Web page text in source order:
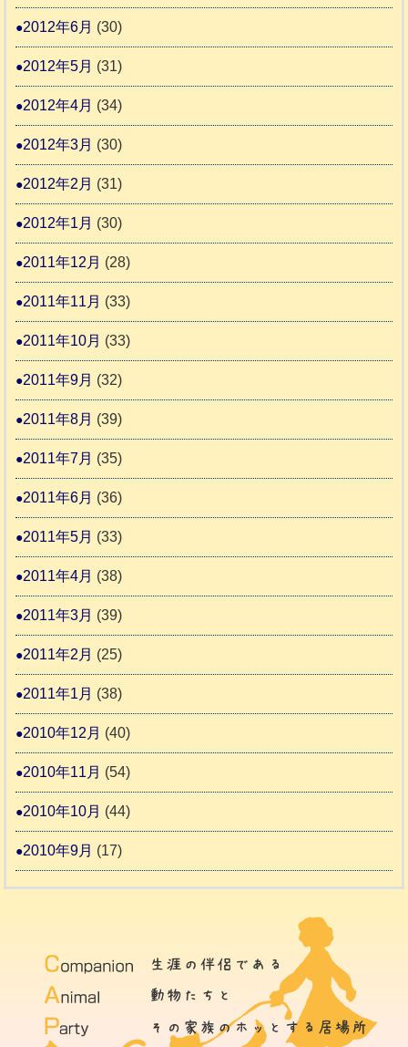
2012年6月 (30)
2012年5月 (31)
2012年4月 (34)
2012年3月 (30)
2012年2月 (31)
2012年1月 (30)
2011年12月 (28)
2011年11月 (33)
2011年10月 (33)
2011年9月 (32)
2011年8月 (39)
2011年7月 (35)
2011年6月 (36)
2011年5月 (33)
2011年4月 (38)
2011年3月 (39)
2011年2月 (25)
2011年1月 (38)
2010年12月 (40)
2010年11月 (54)
2010年10月 (44)
2010年9月 (17)